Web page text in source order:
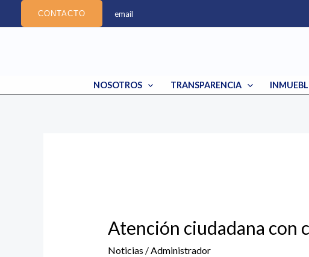
al
CONTACTO email
NOSOTROS TRANSPARENCIA
Atención ciudadana con
Noticias /Administrador
con
cita